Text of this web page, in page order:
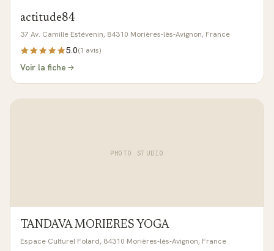
actitude84
37 Av. Camille Estévenin, 84310 Morières-lès-Avignon, France
5.0(1 avis)
Voir la fiche
PHOTO STUDIO
TANDAVA MORIERES YOGA
Espace Culturel Folard, 84310 Morières-lès-Avignon, France